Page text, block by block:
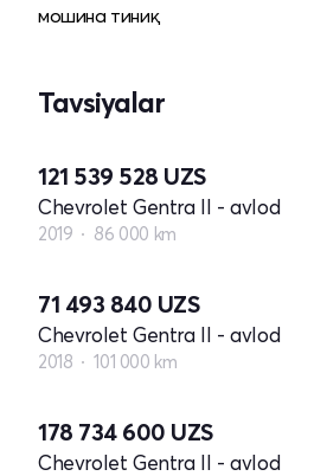
мошина тиниқ
Tavsiyalar
121 539 528 UZS
Chevrolet Gentra II - avlod
2019 86 000 km
71 493 840 UZS
Chevrolet Gentra II - avlod
2018 101 000 km
178 734 600 UZS
Chevrolet Gentra II - avlod